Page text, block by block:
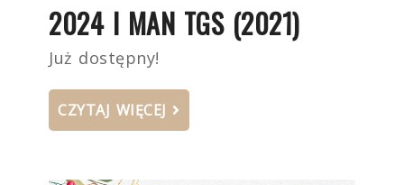
2024 I MAN TGS (2021)
Już dostępny!
CZYTAJ WIĘCEJ